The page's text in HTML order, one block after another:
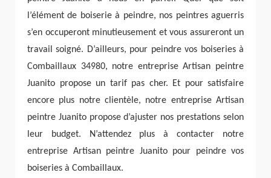
l’élément de boiserie à peindre, nos peintres aguerris
s’en occuperont minutieusement et vous assureront un
travail soigné. D’ailleurs, pour peindre vos boiseries à
Combaillaux 34980, notre entreprise Artisan peintre
Juanito propose un tarif pas cher. Et pour satisfaire
encore plus notre clientèle, notre entreprise Artisan
peintre Juanito propose d’ajuster nos prestations selon
leur budget. N’attendez plus à contacter notre
entreprise Artisan peintre Juanito pour peindre vos
boiseries à Combaillaux.